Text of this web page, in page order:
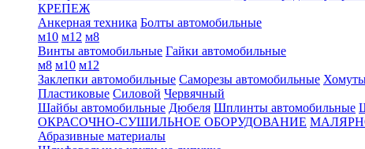
КРЕПЕЖ
Анкерная техника Болты автомобильные
м10 м12 м8
Винты автомобильные Гайки автомобильные
м8 м10 м12
Заклепки автомобильные Саморезы автомобильные
Пластиковые Силовой Червячный
Шайбы автомобильные Дюбеля Шплинты автомобильные
ОКРАСОЧНО-СУШИЛЬНОЕ ОБОРУДОВАНИЕ
Абразивные материалы